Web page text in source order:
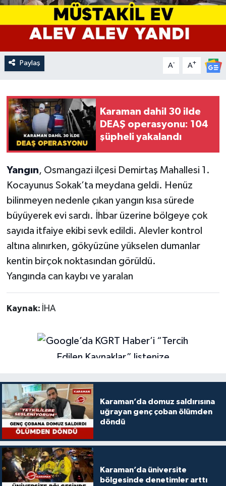
Paylaş A- A+
Karaman dahil 30 ilde
DEAŞ operasyonu: 104
şüpheli yakalandı
Yangın, Osmangazi ilçesi Demirtaş Mahallesi 1.
Kocayunus Sokak’ta meydana geldi. Henüz
bilinmeyen nedenle çıkan yangın kısa sürede
büyüyerek evi sardı. İhbar üzerine bölgeye çok
sayıda itfaiye ekibi sevk edildi. Alevler kontrol
altına alınırken, gökyüzüne yükselen dumanlar
kentin birçok noktasından görüldü.
Yangında can kaybı ve yaralan
Kaynak: İHA
Karaman’da domuz saldırısına
uğrayan genç çoban ölümden
döndü
Karaman’da üniversite
bölgesinde denetimler arttı